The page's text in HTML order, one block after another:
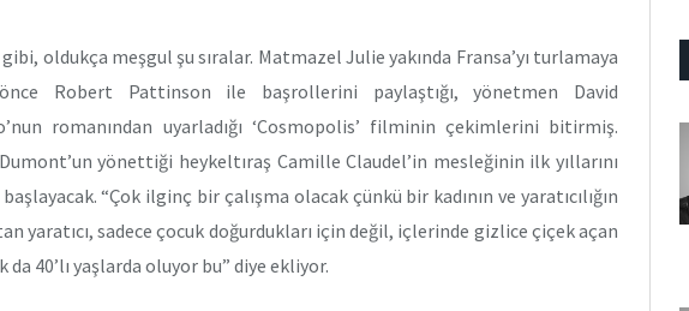
oldukça meşgul şu sıralar. Matmazel Julie yakında Fransa’yı turlamaya
Robert Pattinson ile başrollerini paylaştığı, yönetmen David
romanından uyarladığı ‘Cosmopolis’ filminin çekimlerini bitirmiş.
yönettiği heykeltıraş Camille Claudel’in mesleğinin ilk yıllarını
“Çok ilginç bir çalışma olacak çünkü bir kadının ve yaratıcılığın
yaratıcı, sadece çocuk doğurdukları için değil, içlerinde gizlice çiçek açan
40’lı yaşlarda oluyor bu” diye ekliyor.